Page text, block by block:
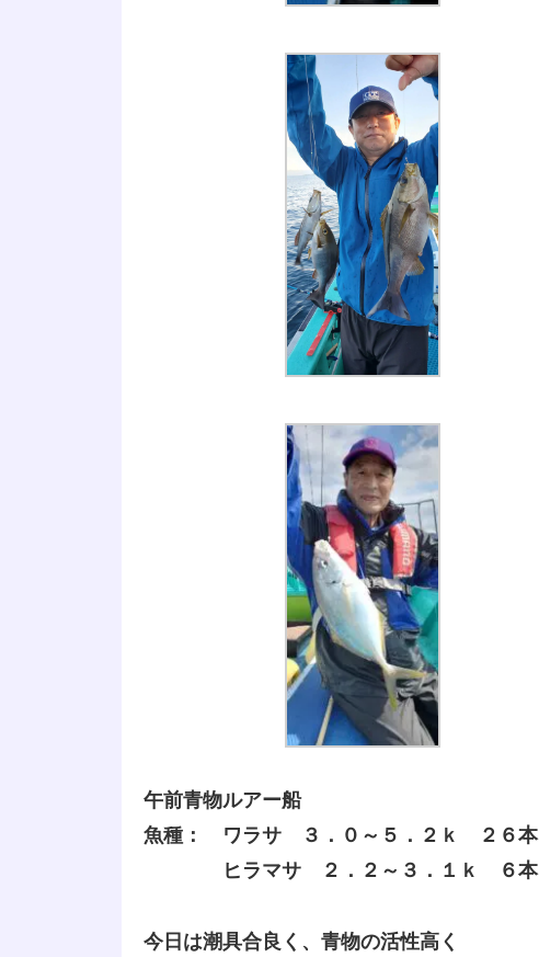
午前青物ルアー船
魚種： ワラサ ３．０～５．２ｋ ２６本
ヒラマサ ２．２～３．１ｋ ６本
今日は潮具合良く、青物の活性高く